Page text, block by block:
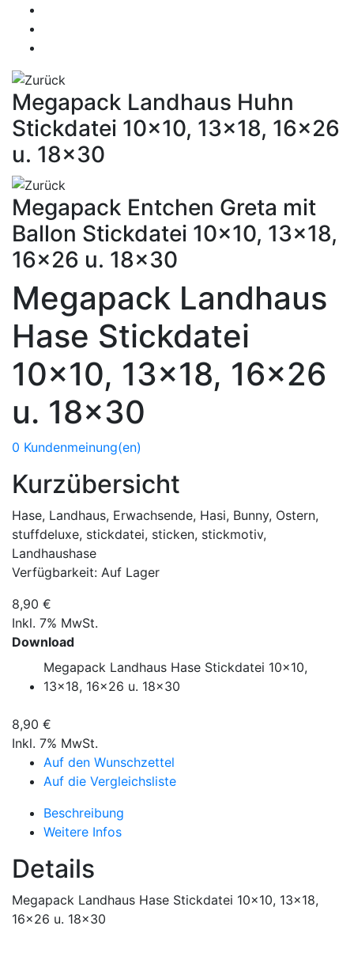
Megapack Landhaus Huhn
Stickdatei 10x10, 13x18, 16x26
u. 18x30
Megapack Entchen Greta mit
Ballon Stickdatei 10x10, 13x18,
16x26 u. 18x30
Megapack Landhaus
Hase Stickdatei
10x10, 13x18, 16x26
u. 18x30
0 Kundenmeinung(en)
Kurzübersicht
Hase, Landhaus, Erwachsende, Hasi, Bunny, Ostern,
stuffdeluxe, stickdatei, sticken, stickmotiv,
Landhaushase
Verfügbarkeit: Auf Lager
8,90 €
Inkl. 7% MwSt.
Download
Megapack Landhaus Hase Stickdatei 10x10,
13x18, 16x26 u. 18x30
8,90 €
Inkl. 7% MwSt.
Auf den Wunschzettel
Auf die Vergleichsliste
Beschreibung
Weitere Infos
Details
Megapack Landhaus Hase Stickdatei 10x10, 13x18,
16x26 u. 18x30